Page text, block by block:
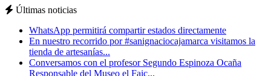
Últimas noticias
WhatsApp permitirá compartir estados directamente
En nuestro recorrido por #sanignaciocajamarca visitamos la
tienda de artesanías...
Conversamos con el profesor Segundo Espinoza Ocaña
Responsable del Museo el Faic...